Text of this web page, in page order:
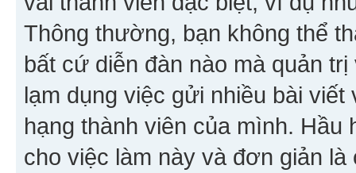
Thông thường, bạn không thể
bất cứ diễn đàn nào mà quản
lạm dụng việc gửi nhiều bài
hạng thành viên của mình. Hầu
cho việc làm này và đơn giản